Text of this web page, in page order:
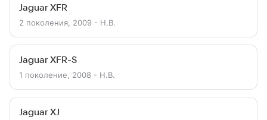
Jaguar XFR
2 поколения, 2009 - Н.В.
Jaguar XFR-S
1 поколение, 2008 - Н.В.
Jaguar XJ